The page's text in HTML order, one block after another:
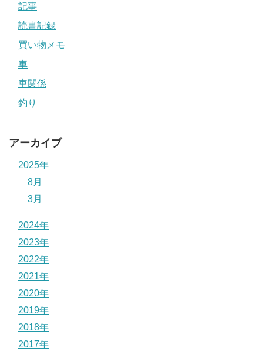
記事
読書記録
買い物メモ
車
車関係
釣り
アーカイブ
2025年
8月
3月
2024年
2023年
2022年
2021年
2020年
2019年
2018年
2017年